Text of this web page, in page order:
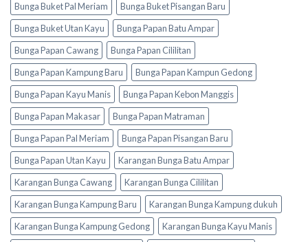
Bunga Buket Pal Meriam
Bunga Buket Pisangan Baru
Bunga Buket Utan Kayu
Bunga Papan Batu Ampar
Bunga Papan Cawang
Bunga Papan Cililitan
Bunga Papan Kampung Baru
Bunga Papan Kampun Gedong
Bunga Papan Kayu Manis
Bunga Papan Kebon Manggis
Bunga Papan Makasar
Bunga Papan Matraman
Bunga Papan Pal Meriam
Bunga Papan Pisangan Baru
Bunga Papan Utan Kayu
Karangan Bunga Batu Ampar
Karangan Bunga Cawang
Karangan Bunga Cililitan
Karangan Bunga Kampung Baru
Karangan Bunga Kampung dukuh
Karangan Bunga Kampung Gedong
Karangan Bunga Kayu Manis